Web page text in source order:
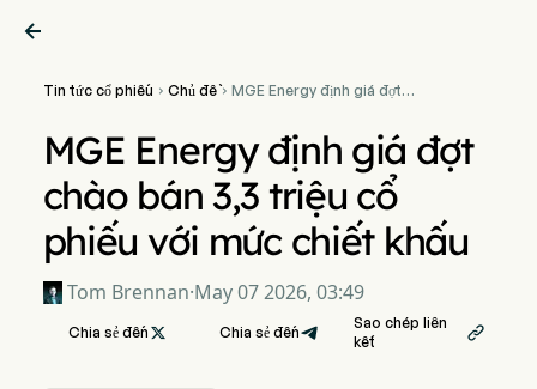

Tin tức cổ phiếu  Chủ đề MGE Energy định giá đợt
MGE Energy định giá đợt
chào bán 3,3 triệu cổ
phiếu với mức chiết khấu
Tom Brennan·May 07 2026, 03:49
Chia sẻ đến  Chia sẻ đến
Sao chép liên
kết
